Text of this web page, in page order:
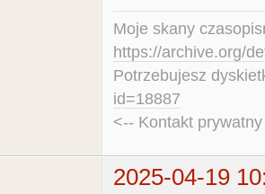
Moje skany
https://archive.org/
Potrzebujesz
id=18887
<-- Kontakt
2025-04-19